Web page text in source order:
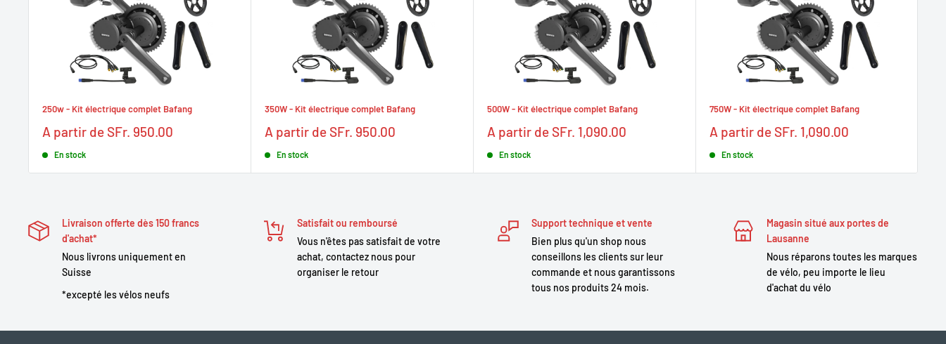
250w - Kit électrique complet Bafang
Prix
réduit
A partir de SFr. 950.00
En stock
350W - Kit électrique complet Bafang
Prix
réduit
A partir de SFr. 950.00
En stock
500W - Kit électrique complet Bafang
Prix
réduit
A partir de SFr. 1,090.00
En stock
750W - Kit électrique complet Bafang
Prix
réduit
A partir de SFr. 1,090.00
En stock
Livraison offerte dès 150 francs
d'achat*
Nous livrons uniquement en
Suisse
*excepté les vélos neufs
Satisfait ou remboursé
Vous n'êtes pas satisfait de votre
achat, contactez nous pour
organiser le retour
Support technique et vente
Bien plus qu'un shop nous
conseillons les clients sur leur
commande et nous garantissons
tous nos produits 24 mois.
Magasin situé aux portes de
Lausanne
Nous réparons toutes les marques
de vélo, peu importe le lieu
d'achat du vélo